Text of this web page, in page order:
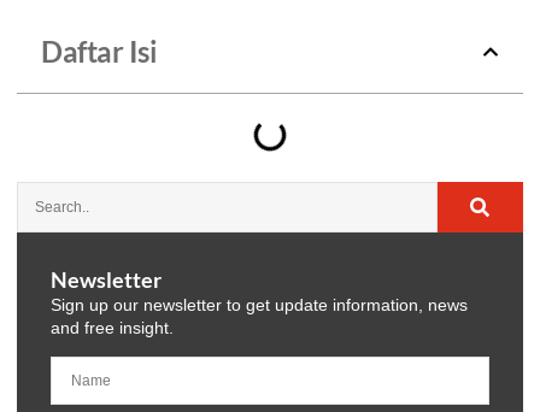
Daftar Isi
Newsletter
Sign up our newsletter to get update information, news
and free insight.